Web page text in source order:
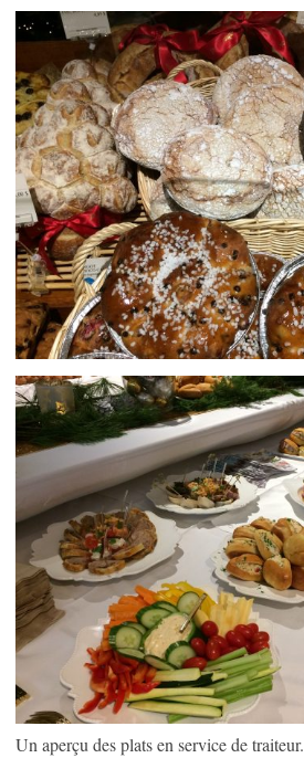
Un aperçu des plats en service de traiteur.